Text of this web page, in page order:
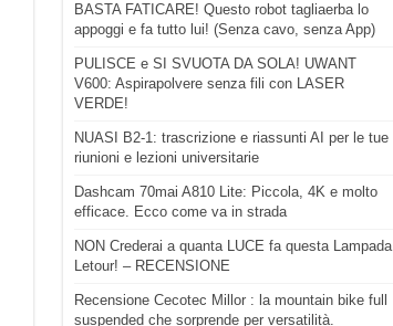
BASTA FATICARE! Questo robot tagliaerba lo
appoggi e fa tutto lui! (Senza cavo, senza App)
PULISCE e SI SVUOTA DA SOLA! UWANT
V600: Aspirapolvere senza fili con LASER
VERDE!
NUASI B2-1: trascrizione e riassunti AI per le tue
riunioni e lezioni universitarie
Dashcam 70mai A810 Lite: Piccola, 4K e molto
efficace. Ecco come va in strada
NON Crederai a quanta LUCE fa questa Lampada
Letour! – RECENSIONE
Recensione Cecotec Millor : la mountain bike full
suspended che sorprende per versatilità.